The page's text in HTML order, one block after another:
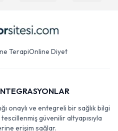
TerapiOnline Diyet
onaylı ve entegreli bir sağlık bilgi
güvenilir altyapısıyla
erişim sağlar.